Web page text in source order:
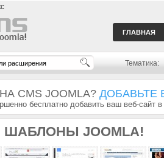
ГЛАВНАЯ
Тематика:
CMS JOOMLA? ДОБАВЬТЕ
бесплатно добавить ваш веб-сайт
ШАБЛОНЫ JOOMLA!